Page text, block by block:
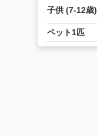
子供 (7-12歳)
ペット1匹